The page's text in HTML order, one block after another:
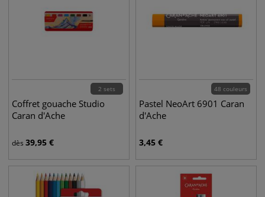
2 sets
Coffret gouache Studio
Caran d'Ache
dès 39,95 €
48 couleurs
Pastel NeoArt 6901 Caran
d'Ache
3,45 €